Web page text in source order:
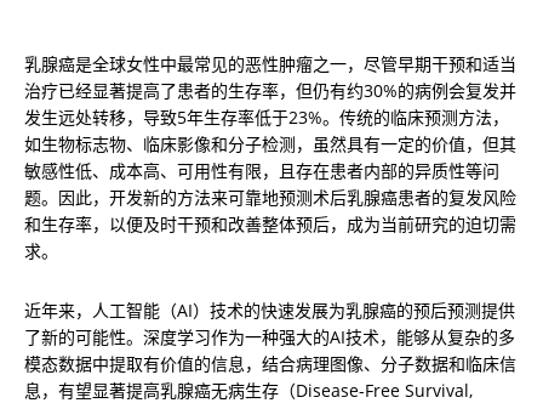
乳腺癌是全球女性中最常见的恶性肿瘤之一，尽管早期干预和适当
治疗已经显著提高了患者的生存率，但仍有约30%的病例会复发并
发生远处转移，导致5年生存率低于23%。传统的临床预测方法，
如生物标志物、临床影像和分子检测，虽然具有一定的价值，但其
敏感性低、成本高、可用性有限，且存在患者内部的异质性等问
题。因此，开发新的方法来可靠地预测术后乳腺癌患者的复发风险
和生存率，以便及时干预和改善整体预后，成为当前研究的迫切需
求。
近年来，人工智能（AI）技术的快速发展为乳腺癌的预后预测提供
了新的可能性。深度学习作为一种强大的AI技术，能够从复杂的多
模态数据中提取有价值的信息，结合病理图像、分子数据和临床信
息，有望显著提高乳腺癌无病生存（Disease-Free Survival,